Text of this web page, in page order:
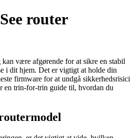
router
være afgørende for at sikre en stabil
i dit hjem. Det er vigtigt at holde din
firmware for at undgå sikkerhedsrisici
en trin-for-trin guide til, hvordan du